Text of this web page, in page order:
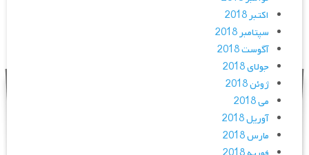
اکتبر 2018
سپتامبر 2018
آگوست 2018
جولای 2018
ژوئن 2018
می 2018
آوریل 2018
مارس 2018